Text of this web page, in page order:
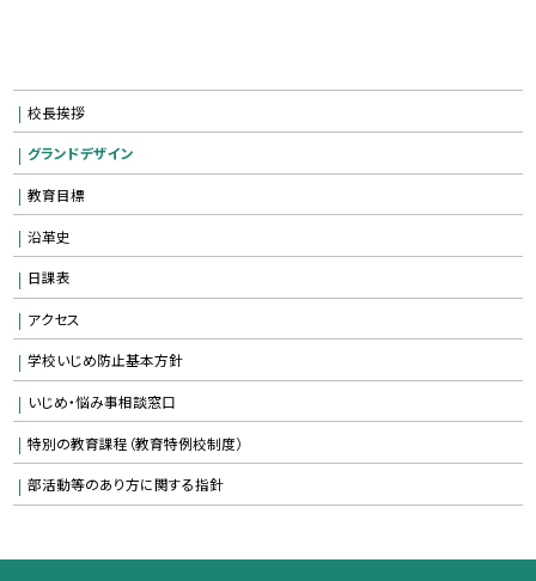
校長挨拶
グランドデザイン
教育目標
沿革史
日課表
アクセス
学校いじめ防止基本方針
いじめ・悩み事相談窓口
特別の教育課程（教育特例校制度）
部活動等のあり方に関する指針